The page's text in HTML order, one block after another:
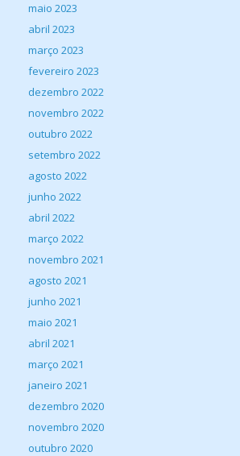
maio 2023
abril 2023
março 2023
fevereiro 2023
dezembro 2022
novembro 2022
outubro 2022
setembro 2022
agosto 2022
junho 2022
abril 2022
março 2022
novembro 2021
agosto 2021
junho 2021
maio 2021
abril 2021
março 2021
janeiro 2021
dezembro 2020
novembro 2020
outubro 2020